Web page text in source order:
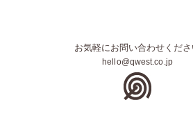
お気軽にお問い合わせくだ
hello@qwest.co.jp